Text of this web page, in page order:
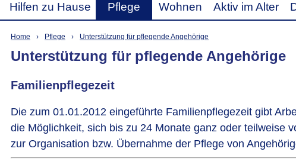
Hilfen zu Hause Pflege Wohnen Aktiv im Alter
Home › Pflege › Unterstützung für pflegende Angehörige
Unterstützung für pflegende Angehörige
Familienpflegezeit
Die zum 01.01.2012 eingeführte Familienpflegezeit gibt
die Möglichkeit, sich bis zu 24 Monate ganz oder teilweise
zur Organisation bzw. Übernahme der Pflege von